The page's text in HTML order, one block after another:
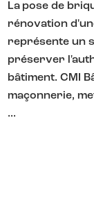
La pose de
rénovation
représente un
préserver
bâtiment. CMI
maçonnerie,
...